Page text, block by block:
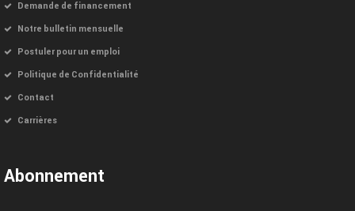
Demande de financement
Notre bulletin mensuelle
Postuler pour un emploi
Politique de Confidentialité
Contact
Carrières
Abonnement